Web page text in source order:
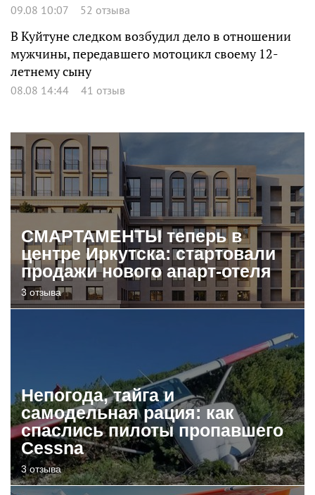
09.08 10:07 52 отзыва
В Куйтуне следком возбудил дело в отношении
мужчины, передавшего мотоцикл своему 12-
летнему сыну
08.08 14:44 41 отзыв
СМАРТАМЕНТЫ теперь в
центре Иркутска: стартовали
продажи нового апарт-отеля
3 отзыва
Непогода, тайга и
самодельная рация: как
спаслись пилоты пропавшего
Cessna
3 отзыва